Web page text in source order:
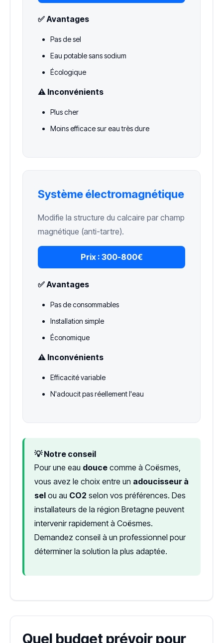
✅ Avantages
Pas de sel
Eau potable sans sodium
Écologique
⚠️ Inconvénients
Plus cher
Moins efficace sur eau très dure
Système électromagnétique
Modifie la structure du calcaire par champ
magnétique (anti-tartre).
Prix : 300-800€
✅ Avantages
Pas de consommables
Installation simple
Économique
⚠️ Inconvénients
Efficacité variable
N'adoucit pas réellement l'eau
💡 Notre conseil
Pour une eau douce comme à Coësmes,
vous avez le choix entre un adoucisseur à
sel ou au CO2 selon vos préférences. Des
installateurs de la région Bretagne peuvent
intervenir rapidement à Coësmes.
Demandez conseil à un professionnel pour
déterminer la solution la plus adaptée.
Quel budget prévoir pour